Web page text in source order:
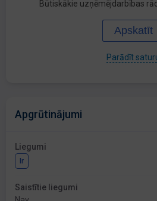
Būtiskākie uzņēmējdarbības
Apskatīt
Parādīt
Apgrūtinājumi
Liegumi
Ir
Saistītie liegumi